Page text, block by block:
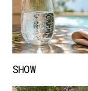
SHOW